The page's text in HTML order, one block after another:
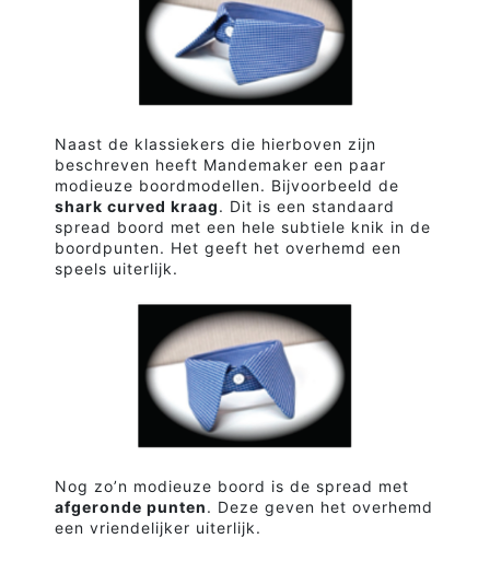
Naast de klassiekers die hierboven zijn
beschreven heeft Mandemaker een paar
modieuze boordmodellen. Bijvoorbeeld de
shark curved kraag. Dit is een standaard
spread boord met een hele subtiele knik in de
boordpunten. Het geeft het overhemd een
speels uiterlijk.
Nog zo’n modieuze boord is de spread met
afgeronde punten. Deze geven het overhemd
een vriendelijker uiterlijk.